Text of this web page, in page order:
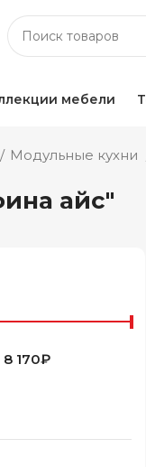
мебели
Модульные кухни
айс"
8 170₽